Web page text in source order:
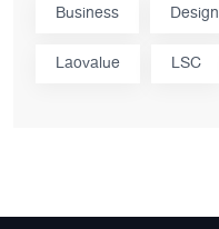
Business Design
Laovalue LSC